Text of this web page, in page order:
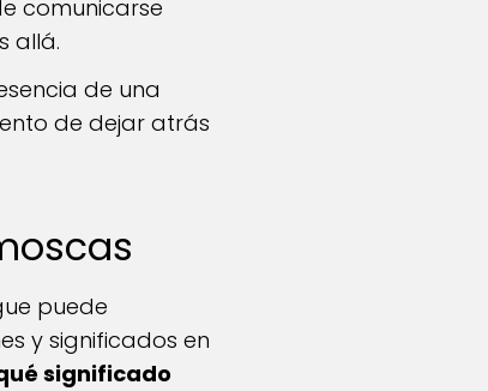
comunicarse
allá.
de una
de dejar atrás
puede
y significados en
significado